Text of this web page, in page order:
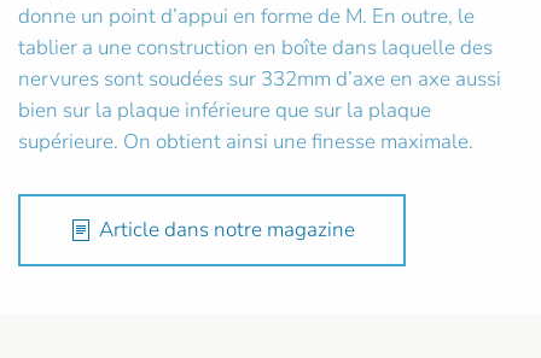
donne un point d’appui en forme de M. En outre, le
tablier a une construction en boîte dans laquelle des
nervures sont soudées sur 332mm d’axe en axe aussi
bien sur la plaque inférieure que sur la plaque
supérieure. On obtient ainsi une finesse maximale.
Article dans notre magazine